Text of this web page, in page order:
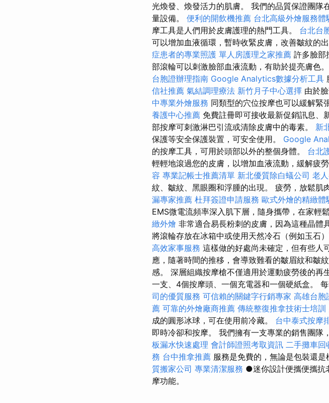
光煥發、煥發活力的肌膚。 我們的品質保證團隊
量設備。 便利的開飲機推薦 台北高級外燴服務體
摩工具是人們用於皮膚護理的熱門工具。 台北台
可以增加血液循環，暫時收緊皮膚，改善皺紋的
症患者的專業照護 單人房護理之家推薦 許多臉部
部滾輪可以刺激臉部血液流動，有助於提亮膚色。
台胞證辦理指南 Google Analytics數據分析工具
信社推薦 氣結調理療法 新竹月子中心選擇 由於
中專業外燴服務 同類型的穴位按摩也可以緩解緊
養護中心推薦 免費註冊即可接收最新促銷訊息、
部按摩可刺激淋巴引流或清除皮膚中的毒素。 新
保護等安全保護裝置，可安全使用。 Google
的按摩工具，可用於頭部以外的整個身體。 台北
輕輕地滾過您的皮膚，以增加血液流動，緩解疲
容 專業記帳士推薦清單 新北優質除白蟻公司 老
紋、皺紋、黑眼圈和浮腫的出現。 疲勞，放鬆肌
漏專家推薦 杜拜簽證申請服務 歐式外燴的精緻體
EMS微電流頻率深入肌下層，隨身攜帶，在家輕
緻外燴 非常適合易長粉刺的皮膚，因為這種晶體
將滾輪存放在冰箱中或使用天然冷石（例如玉石
高效家事服務 這樣做的好處尚未確定，但有些人
應，隨著時間的推移，會導致難看的皺眉紋和皺
感。 深層組織按摩槍不僅適用於運動疲勞後的
一支、4個按摩頭、一個充電器和一個硬紙盒。
司的優質服務 可信賴的關鍵字行銷專家 高雄台胞
薦 可靠的外燴廠商推薦 傳統整復推拿技術士培訓
成的圓形冰球，可在使用前冷藏。 台中泰式按摩
即時冷卻和按摩。 我們擁有一支專業的銷售團隊
板漏水快速處理 會計師證照考取資訊 二手攤車回
務 台中推拿推薦 服務是免費的，無論是包裝還是
質搬家公司 專業清潔服務 ●迷你設計便攜便攜
摩功能。